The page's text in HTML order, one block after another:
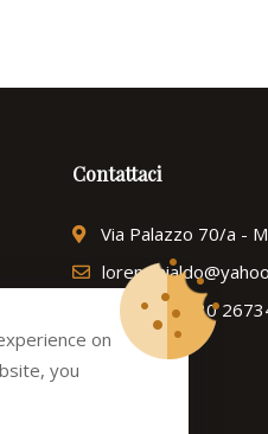
Contattaci
Via Palazzo 70/a -
Tel: (+39) 030
on
you